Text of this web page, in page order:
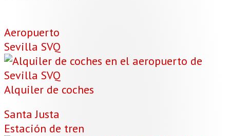
Aeropuerto
Sevilla SVQ
Alquiler de coches
Santa Justa
Estación de tren